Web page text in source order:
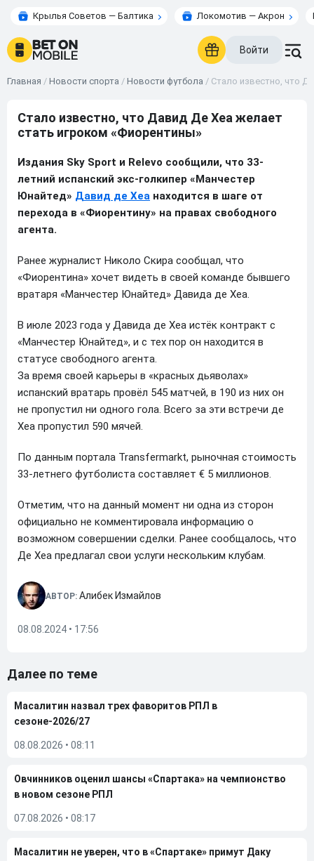
Крылья Советов — Балтика Локомотив — Акрон
Войти
Главная / Новости спорта / Новости футбола / Стало известно, что
Стало известно, что Давид Де Хеа желает
стать игроком «Фиорентины»
Издания Sky Sport и Relevo сообщили, что 33-
летний испанский экс-голкипер «Манчестер
Юнайтед» Давид де Хеа находится в шаге от
перехода в «Фиорентину» на правах свободного
агента.
Ранее журналист Николо Скира сообщал, что
«Фиорентина» хочет видеть в своей команде бывшего
вратаря «Манчестер Юнайтед» Давида де Хеа.
В июле 2023 года у Давида де Хеа истёк контракт с
«Манчестер Юнайтед», и с тех пор он находится в
статусе свободного агента.
За время своей карьеры в «красных дьяволах»
испанский вратарь провёл 545 матчей, в 190 из них он
не пропустил ни одного гола. Всего за эти встречи де
Хеа пропустил 590 мячей.
По данным портала Transfermarkt, рыночная стоимость
33-летнего футболиста составляет € 5 миллионов.
Отметим, что на данный момент ни одна из сторон
официально не комментировала информацию о
возможном совершении сделки. Ранее сообщалось, что
Де Хеа предлагал свои услуги нескольким клубам.
АВТОР: Алибек Измайлов
08.08.2024 • 17:56
Далее по теме
Масалитин назвал трех фаворитов РПЛ в
сезоне-2026/27
08.08.2026 • 08:11
Овчинников оценил шансы «Спартака» на чемпионство
в новом сезоне РПЛ
07.08.2026 • 08:17
Масалитин не уверен, что в «Спартаке» примут Даку